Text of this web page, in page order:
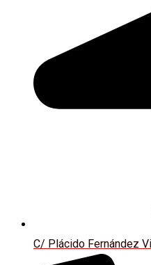
C/ Plácido Fernández